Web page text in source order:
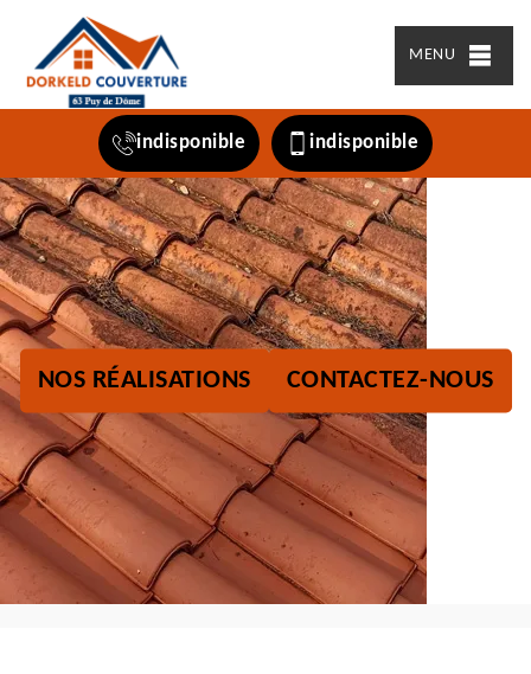
MENU
indisponible indisponible
NOS RÉALISATIONS CONTACTEZ-NOUS